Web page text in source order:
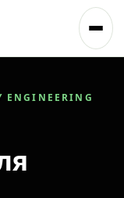
ENGINEERING